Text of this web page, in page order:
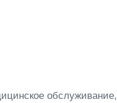
обслуживание,